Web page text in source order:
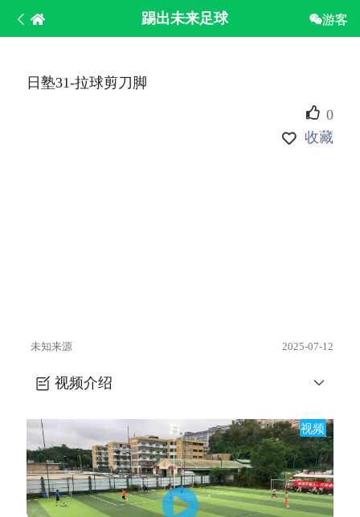
踢出未来足球 游客
日塾31-拉球剪刀脚
0
收藏
未知来源 2025-07-12
视频介绍
视频